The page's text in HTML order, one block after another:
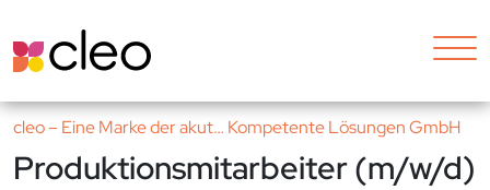
cleo – Eine Marke der akut… Kompetente Lösungen GmbH
Produktionsmitarbeiter (m/w/d)